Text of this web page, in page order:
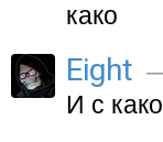
како
Eight
И с